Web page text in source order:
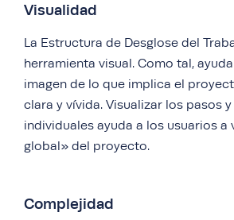
Visualidad
La Estructura de Desglose del
herramienta visual. Como tal,
imagen de lo que implica el
clara y vívida. Visualizar los pasos
individuales ayuda a los usuarios a
global» del proyecto.
Complejidad